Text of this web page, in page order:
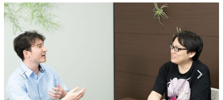
なんでゲームは面白い？
ゲーム開発者・hamatsu氏がゲームの魅力を画面や操作の
具体的な形から解き明かしていく、硬派で骨太な評論連載
です。
「経験値」「裏技」「ラスボス」… ゲームにまつわる言葉
の起源や用法の変遷を、コンピューター文化史研究家・タ
イニーP氏が徹底調査。
カテゴリ